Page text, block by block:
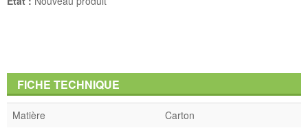
FICHE TECHNIQUE
Matière Carton